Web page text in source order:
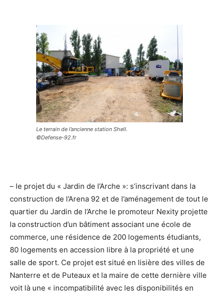
Le terrain de l’ancienne station Shell.
©Defense-92.fr
– le projet du « Jardin de l’Arche »: s’inscrivant dans la
construction de l’Arena 92 et de l’aménagement de tout le
quartier du Jardin de l’Arche le promoteur Nexity projette
la construction d’un bâtiment associant une école de
commerce, une résidence de 200 logements étudiants,
80 logements en accession libre à la propriété et une
salle de sport. Ce projet est situé en lisière des villes de
Nanterre et de Puteaux et la maire de cette dernière ville
voit là une « incompatibilité avec les disponibilités en